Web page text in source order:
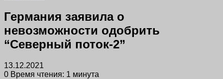
Германия заявила о
невозможности одобрить
“Северный поток-2”
13.12.2021
0 Время чтения: 1 минута